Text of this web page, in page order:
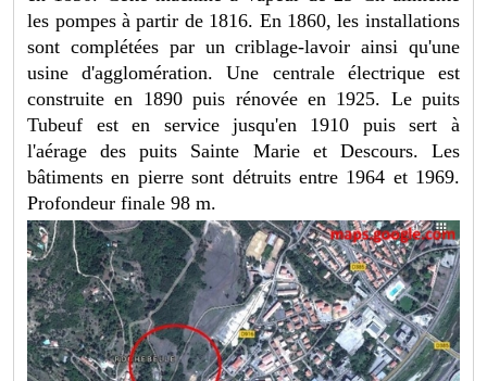
les pompes à partir de 1816. En 1860, les installations
sont complétées par un criblage-lavoir ainsi qu'une
usine d'agglomération. Une centrale électrique est
construite en 1890 puis rénovée en 1925. Le puits
Tubeuf est en service jusqu'en 1910 puis sert à
l'aérage des puits Sainte Marie et Descours. Les
bâtiments en pierre sont détruits entre 1964 et 1969.
Profondeur finale 98 m.